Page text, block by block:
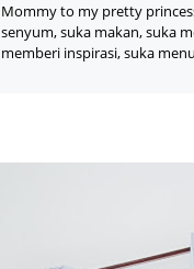
Mommy to my pretty
senyum, suka makan, suka
memberi inspirasi, suka